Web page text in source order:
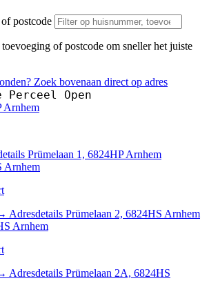
postcode
of postcode om sneller het juiste
Zoek bovenaan direct op adres
Perceel Open
Arnhem
Prümelaan 1, 6824HP Arnhem
Arnhem
Adresdetails Prümelaan 2, 6824HS Arnhem
Arnhem
Adresdetails Prümelaan 2A, 6824HS